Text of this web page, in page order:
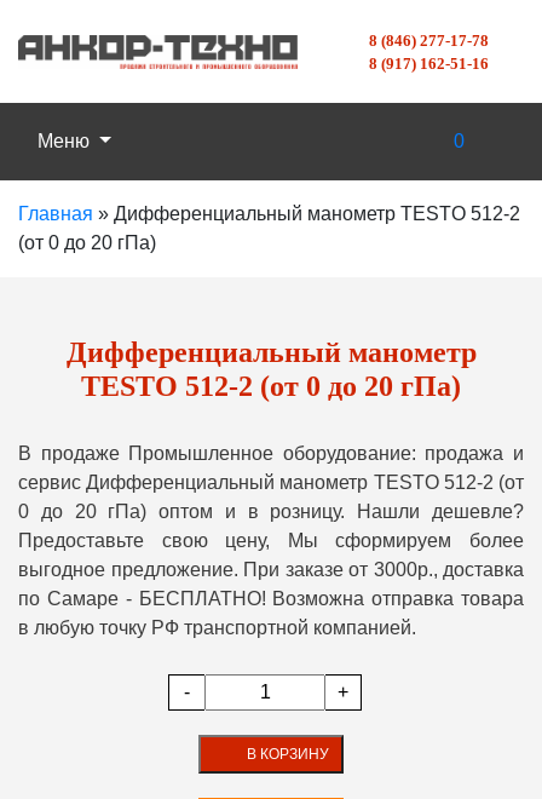
8 (846) 277-17-78
8 (917) 162-51-16
Меню 0
Главная » Дифференциальный манометр TESTO 512-2
(от 0 до 20 гПа)
Дифференциальный манометр
TESTO 512-2 (от 0 до 20 гПа)
В продаже Промышленное оборудование: продажа и
сервис Дифференциальный манометр TESTO 512-2 (от
0 до 20 гПа) оптом и в розницу. Нашли дешевле?
Предоставьте свою цену, Мы сформируем более
выгодное предложение. При заказе от 3000р., доставка
по Самаре - БЕСПЛАТНО! Возможна отправка товара
в любую точку РФ транспортной компанией.
- +
В КОРЗИНУ